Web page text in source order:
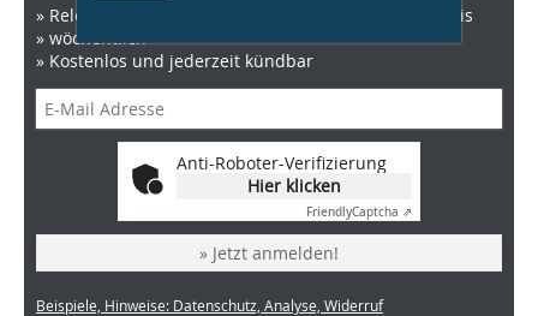
» Relevante News zu Architektur, Recht und Baupraxis
» wöchentlich
» Kostenlos und jederzeit kündbar
Anti-Roboter-Verifizierung
Hier klicken
FriendlyCaptcha ⇗
» Jetzt anmelden!
Beispiele, Hinweise: Datenschutz, Analyse, Widerruf